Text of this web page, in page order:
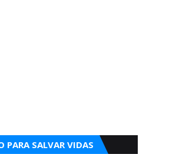
PARA SALVAR VIDAS